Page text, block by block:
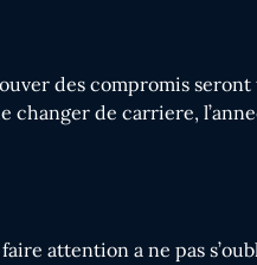
des compromis
de carriere,
attention a ne pas